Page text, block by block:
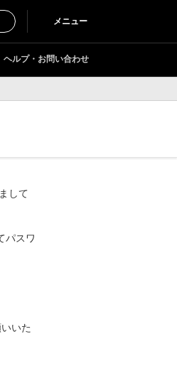
メニュー
ヘルプ・お問い合わせ
して
パスワ
いた